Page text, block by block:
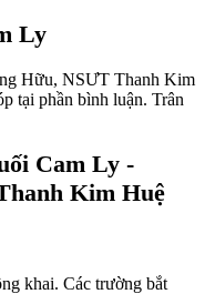
Ly
Hữu, NSƯT Thanh Kim
tại phần bình luận. Trân
Cam Ly -
Kim Huệ
khai. Các trường bắt